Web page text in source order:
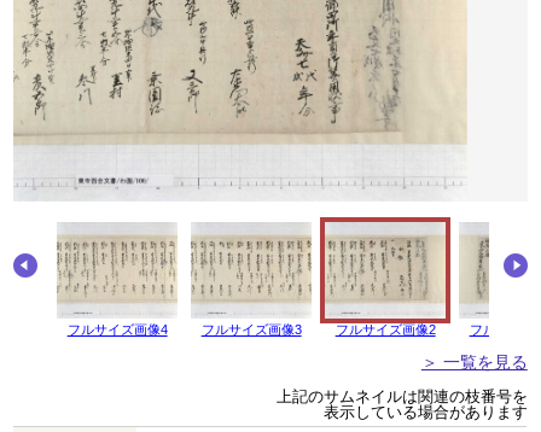
フルサイズ画像4 フルサイズ画像3 フルサイズ画像2 フルサイズ
＞ 一覧を見る
上記のサムネイルは関連の枝番号を
表示している場合があります